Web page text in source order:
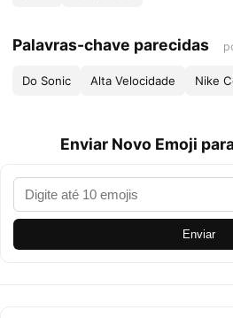
Palavras-chave parecidas
Do Sonic Alta Velocidade Nike
Enviar Novo Emoji
Enviar